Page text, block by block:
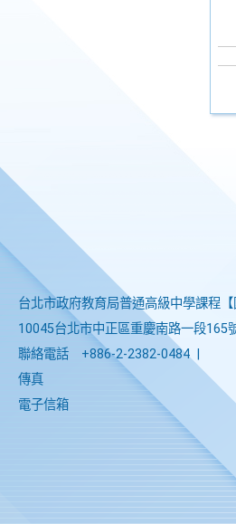
台北市政府教育局普通高級中學課程​【​
10045台北市中正區重慶南路一段165
聯絡電話
+886-2-2382-0484
傳真
電子信箱